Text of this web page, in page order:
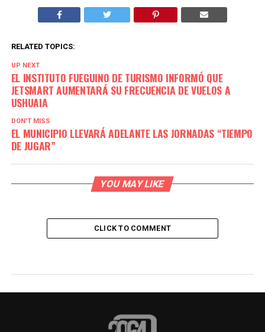
RELATED TOPICS:
UP NEXT
EL INSTITUTO FUEGUINO DE TURISMO INFORMÓ QUE
JETSMART AUMENTARÁ SU FRECUENCIA DE VUELOS A
USHUAIA
DON'T MISS
EL MUNICIPIO LLEVARÁ ADELANTE LAS JORNADAS “TIEMPO
DE JUGAR”
YOU MAY LIKE
CLICK TO COMMENT